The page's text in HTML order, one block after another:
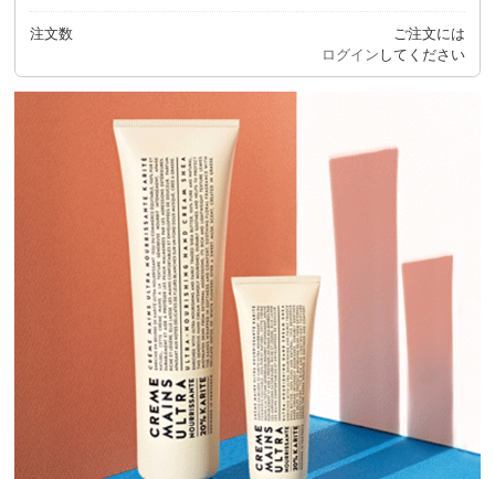
注文数
ご注文には
ログイン してください